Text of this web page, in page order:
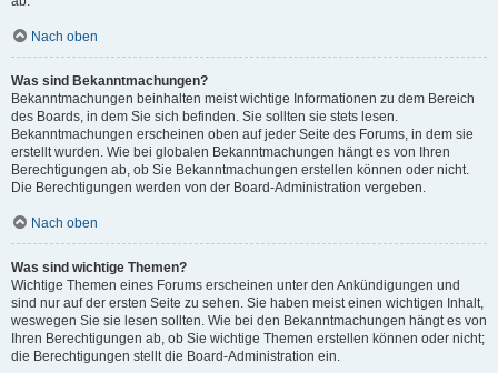
Nach oben
Was sind Bekanntmachungen?
Bekanntmachungen beinhalten meist wichtige Informationen zu dem Bereich
des Boards, in dem Sie sich befinden. Sie sollten sie stets lesen.
Bekanntmachungen erscheinen oben auf jeder Seite des Forums, in dem sie
erstellt wurden. Wie bei globalen Bekanntmachungen hängt es von Ihren
Berechtigungen ab, ob Sie Bekanntmachungen erstellen können oder nicht.
Die Berechtigungen werden von der Board-Administration vergeben.
Nach oben
Was sind wichtige Themen?
Wichtige Themen eines Forums erscheinen unter den Ankündigungen und
sind nur auf der ersten Seite zu sehen. Sie haben meist einen wichtigen Inhalt,
weswegen Sie sie lesen sollten. Wie bei den Bekanntmachungen hängt es von
Ihren Berechtigungen ab, ob Sie wichtige Themen erstellen können oder nicht;
die Berechtigungen stellt die Board-Administration ein.